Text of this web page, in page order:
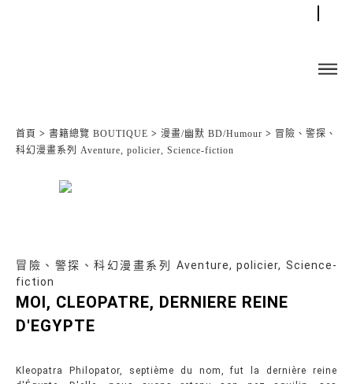
首頁 > 書籍總覽 BOUTIQUE > 漫畫/幽默 BD/Humour > 冒險、警探、
科幻漫畫系列 Aventure, policier, Science-fiction
冒險、警探、科幻漫畫系列 Aventure, policier, Science-
fiction
MOI, CLEOPATRE, DERNIERE REINE
D'EGYPTE
Kleopatra Philopator, septième du nom, fut la dernière reine